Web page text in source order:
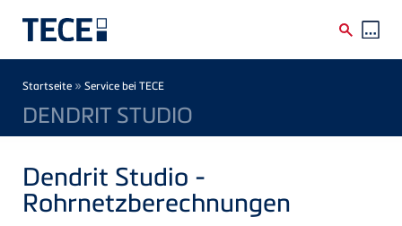
Breadcrumb
Startseite » Service bei TECE
DENDRIT STUDIO
Dendrit Studio -
Rohrnetzberechnungen